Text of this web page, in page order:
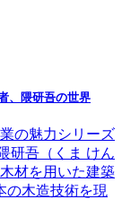
、隈研吾の世界
の魅力シリーズ
研吾（くま けん
材を用いた建築
の木造技術を現